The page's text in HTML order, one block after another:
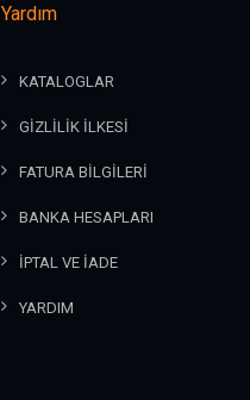
Yardım
KATALOGLAR
GİZLİLİK İLKESİ
FATURA BİLGİLERİ
BANKA HESAPLARI
İPTAL VE İADE
YARDIM